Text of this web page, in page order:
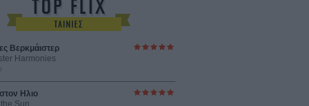
Βερκμάιστερ
Harmonies
Ηλιο
Sun